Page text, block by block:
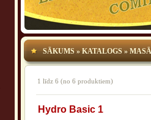
SĀKUMS»KATALOGS»
1 līdz 6 (no 6 produktiem)
Hydro Basic 1